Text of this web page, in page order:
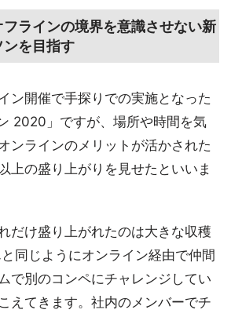
ラインの境界を意識させない新
を目指す
ン開催で手探りでの実施となった
2020」ですが、場所や時間を気
ンラインのメリットが活かされた
上の盛り上がりを見せたといいま
だけ盛り上がれたのは大きな収穫
同じようにオンライン経由で仲間
で別のコンペにチャレンジしてい
えてきます。社内のメンバーでチ